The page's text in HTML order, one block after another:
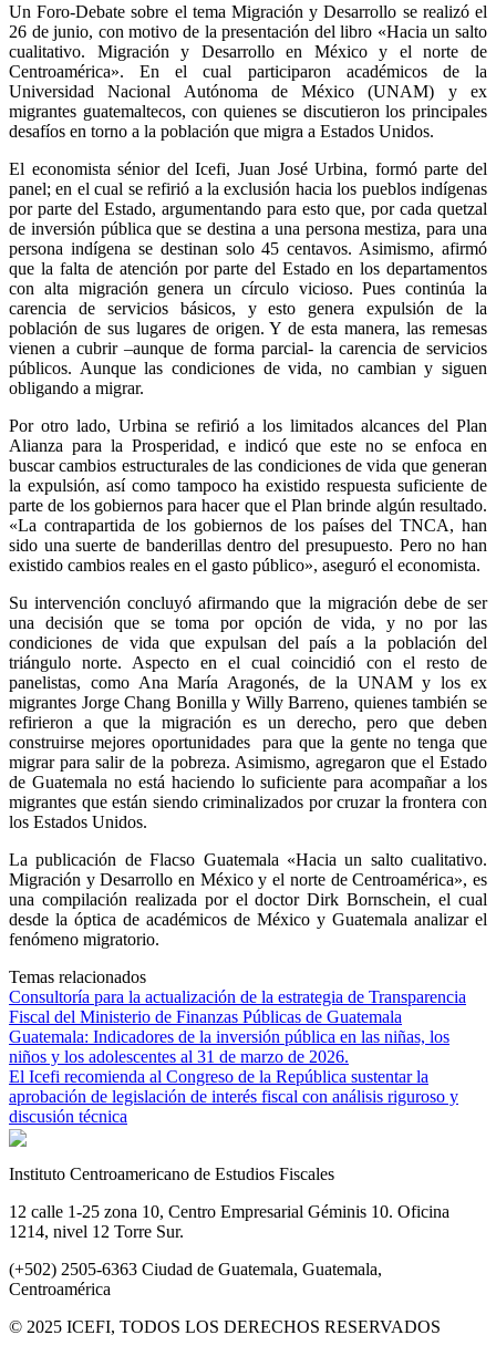
Un Foro-Debate sobre el tema Migración y Desarrollo se realizó el
26 de junio, con motivo de la presentación del libro «Hacia un salto
cualitativo. Migración y Desarrollo en México y el norte de
Centroamérica». En el cual participaron académicos de la
Universidad Nacional Autónoma de México (UNAM) y ex
migrantes guatemaltecos, con quienes se discutieron los principales
desafíos en torno a la población que migra a Estados Unidos.
El economista sénior del Icefi, Juan José Urbina, formó parte del
panel; en el cual se refirió a la exclusión hacia los pueblos indígenas
por parte del Estado, argumentando para esto que, por cada quetzal
de inversión pública que se destina a una persona mestiza, para una
persona indígena se destinan solo 45 centavos. Asimismo, afirmó
que la falta de atención por parte del Estado en los departamentos
con alta migración genera un círculo vicioso. Pues continúa la
carencia de servicios básicos, y esto genera expulsión de la
población de sus lugares de origen. Y de esta manera, las remesas
vienen a cubrir –aunque de forma parcial- la carencia de servicios
públicos. Aunque las condiciones de vida, no cambian y siguen
obligando a migrar.
Por otro lado, Urbina se refirió a los limitados alcances del Plan
Alianza para la Prosperidad, e indicó que este no se enfoca en
buscar cambios estructurales de las condiciones de vida que generan
la expulsión, así como tampoco ha existido respuesta suficiente de
parte de los gobiernos para hacer que el Plan brinde algún resultado.
«La contrapartida de los gobiernos de los países del TNCA, han
sido una suerte de banderillas dentro del presupuesto. Pero no han
existido cambios reales en el gasto público», aseguró el economista.
Su intervención concluyó afirmando que la migración debe de ser
una decisión que se toma por opción de vida, y no por las
condiciones de vida que expulsan del país a la población del
triángulo norte. Aspecto en el cual coincidió con el resto de
panelistas, como Ana María Aragonés, de la UNAM y los ex
migrantes Jorge Chang Bonilla y Willy Barreno, quienes también se
refirieron a que la migración es un derecho, pero que deben
construirse mejores oportunidades para que la gente no tenga que
migrar para salir de la pobreza. Asimismo, agregaron que el Estado
de Guatemala no está haciendo lo suficiente para acompañar a los
migrantes que están siendo criminalizados por cruzar la frontera con
los Estados Unidos.
La publicación de Flacso Guatemala «Hacia un salto cualitativo.
Migración y Desarrollo en México y el norte de Centroamérica», es
una compilación realizada por el doctor Dirk Bornschein, el cual
desde la óptica de académicos de México y Guatemala analizar el
fenómeno migratorio.
Temas relacionados
Consultoría para la actualización de la estrategia de Transparencia
Fiscal del Ministerio de Finanzas Públicas de Guatemala
Guatemala: Indicadores de la inversión pública en las niñas, los
niños y los adolescentes al 31 de marzo de 2026.
El Icefi recomienda al Congreso de la República sustentar la
aprobación de legislación de interés fiscal con análisis riguroso y
discusión técnica
Instituto Centroamericano de Estudios Fiscales
12 calle 1-25 zona 10, Centro Empresarial Géminis 10. Oficina
1214, nivel 12 Torre Sur.
(+502) 2505-6363 Ciudad de Guatemala, Guatemala,
Centroamérica
© 2025 ICEFI, TODOS LOS DERECHOS RESERVADOS